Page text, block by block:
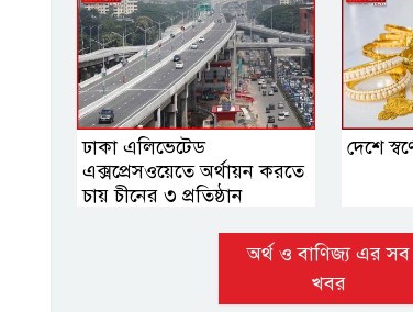
ঢাকা এলিভেটেড
এক্সপ্রেসওয়েতে অর্থায়ন করতে
চায় চীনের ৩ প্রতিষ্ঠান
দেশে
অর্থ ও বাণিজ্য এর সব
খবর